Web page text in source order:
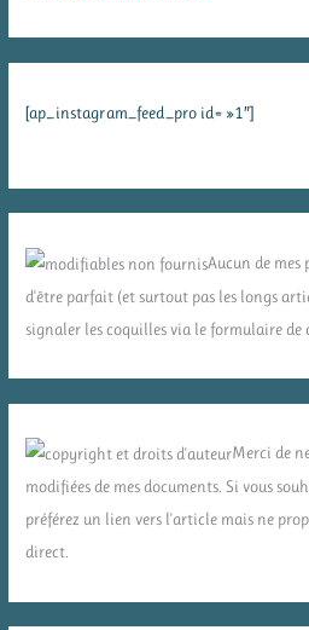
[ap_instagram_feed_pro id= »1″]
Aucun de
d'être parfait (et surtout pas les longs
signaler les coquilles via le formulaire de
Merci de
modifiées de mes documents. Si vous
préférez un lien vers l'article mais ne
direct.